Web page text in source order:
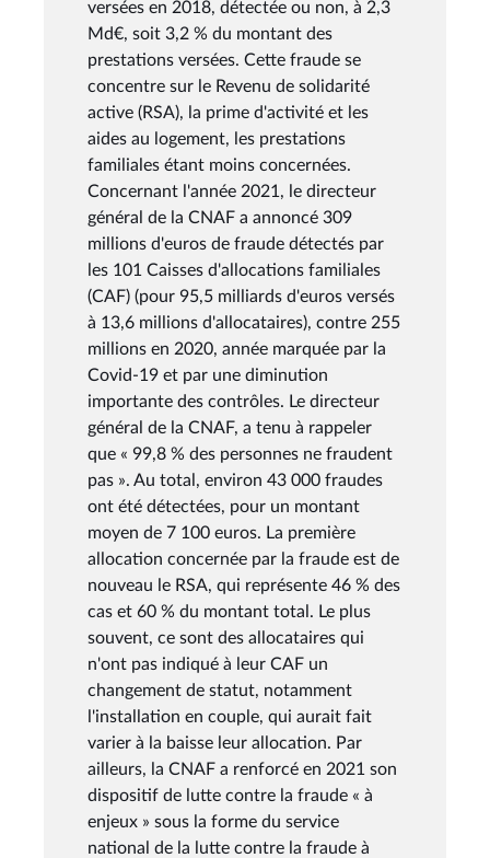
versées en 2018, détectée ou non, à 2,3
Md€, soit 3,2 % du montant des
prestations versées. Cette fraude se
concentre sur le Revenu de solidarité
active (RSA), la prime d'activité et les
aides au logement, les prestations
familiales étant moins concernées.
Concernant l'année 2021, le directeur
général de la CNAF a annoncé 309
millions d'euros de fraude détectés par
les 101 Caisses d'allocations familiales
(CAF) (pour 95,5 milliards d'euros versés
à 13,6 millions d'allocataires), contre 255
millions en 2020, année marquée par la
Covid-19 et par une diminution
importante des contrôles. Le directeur
général de la CNAF, a tenu à rappeler
que « 99,8 % des personnes ne fraudent
pas ». Au total, environ 43 000 fraudes
ont été détectées, pour un montant
moyen de 7 100 euros. La première
allocation concernée par la fraude est de
nouveau le RSA, qui représente 46 % des
cas et 60 % du montant total. Le plus
souvent, ce sont des allocataires qui
n'ont pas indiqué à leur CAF un
changement de statut, notamment
l'installation en couple, qui aurait fait
varier à la baisse leur allocation. Par
ailleurs, la CNAF a renforcé en 2021 son
dispositif de lutte contre la fraude « à
enjeux » sous la forme du service
national de la lutte contre la fraude à